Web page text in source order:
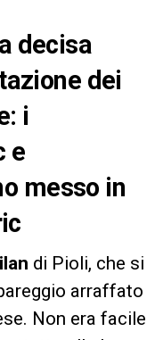
decisa
dei
i
e
messo in
di Pioli, che si
arraffato
Non era facile